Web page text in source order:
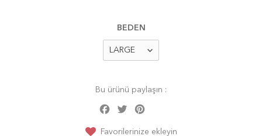
BEDEN
Bu ürünü paylaşın :
Facebook
Twitter
Favorilerinize ekleyin